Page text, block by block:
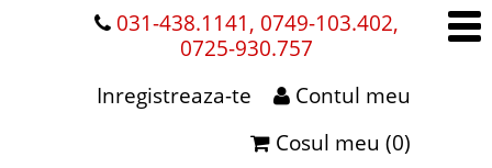
031-438.1141, 0749-103.402,
0725-930.757
Contul meu
Inregistreaza-te
Cosul meu (0)